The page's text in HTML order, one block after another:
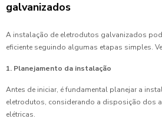
galvanizados
A instalação de eletrodutos galvanizados
eficiente seguindo algumas etapas simples.
1. Planejamento da instalação
Antes de iniciar, é fundamental planejar a
eletrodutos, considerando a disposição dos
elétricas.